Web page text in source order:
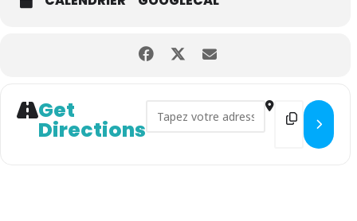
Get
Directions
Address - ATELIERDestination